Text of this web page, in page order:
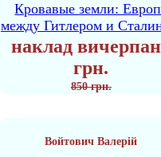
Кровавые земли:
между Гитлером и
наклад
грн.
850 грн.
Войтович Валерій